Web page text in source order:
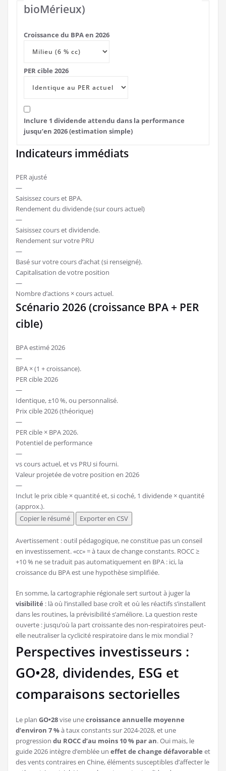
bioMérieux)
Croissance du BPA en 2026
PER cible 2026
Inclure 1 dividende attendu dans la performance
jusqu’en 2026 (estimation simple)
Indicateurs immédiats
PER ajusté
—
Saisissez cours et BPA.
Rendement du dividende (sur cours actuel)
—
Saisissez cours et dividende.
Rendement sur votre PRU
—
Basé sur votre cours d’achat (si renseigné).
Capitalisation de votre position
—
Nombre d’actions × cours actuel.
Scénario 2026 (croissance BPA + PER
cible)
BPA estimé 2026
—
BPA × (1 + croissance).
PER cible 2026
—
Identique, ±10 %, ou personnalisé.
Prix cible 2026 (théorique)
—
PER cible × BPA 2026.
Potentiel de performance
—
vs cours actuel, et vs PRU si fourni.
Valeur projetée de votre position en 2026
—
Inclut le prix cible × quantité et, si coché, 1 dividende × quantité
(approx.).
Copier le résumé
Exporter en CSV
Avertissement : outil pédagogique, ne constitue pas un conseil
en investissement. «cc» = à taux de change constants. ROCC ≥
+10 % ne se traduit pas automatiquement en BPA : ici, la
croissance du BPA est une hypothèse simplifiée.
En somme, la cartographie régionale sert surtout à juger la
visibilité : là où l’installed base croît et où les réactifs s’installent
dans les routines, la prévisibilité s’améliore. La question reste
ouverte : jusqu’où la part croissante des non-respiratoires peut-
elle neutraliser la cyclicité respiratoire dans le mix mondial ?
Perspectives investisseurs :
GO•28, dividendes, ESG et
comparaisons sectorielles
Le plan GO•28vise unecroissance annuelle moyenne
d’environ 7 %à taux constants sur 2024-2028, et une
progression du ROCC d’au moins 10 % par an. Oui mais, le
guide 2026 intègre d’emblée un effet de change défavorable et
des vents contraires en Chine, éléments susceptibles d’affecter le